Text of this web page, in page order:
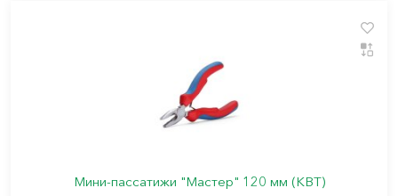
Мини-пассатижи "Мастер" 120 мм (КВТ)